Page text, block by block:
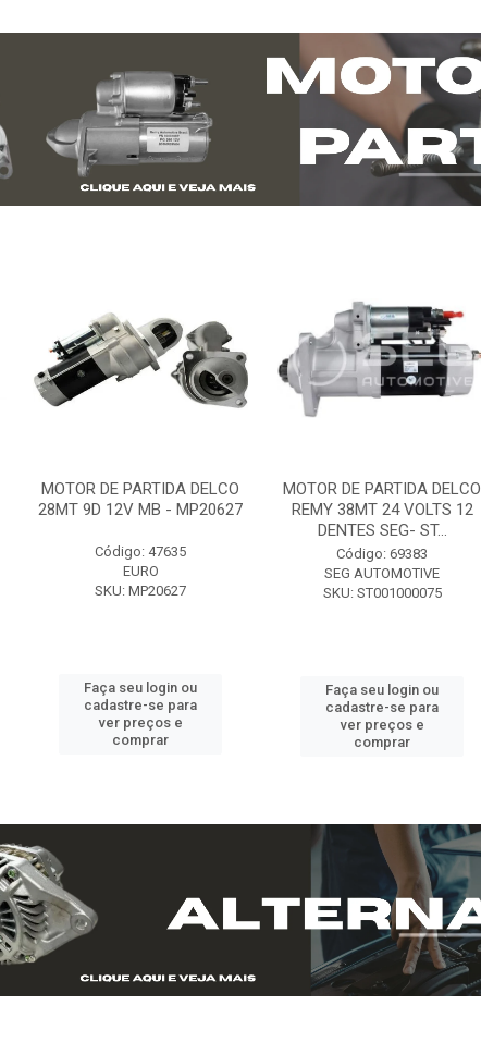
MOTOR DE PARTIDA DELCO
28MT 9D 12V MB - MP20627
Código: 47635
EURO
SKU: MP20627
Faça seu login ou
cadastre-se para
ver preços e
comprar
MOTOR DE PARTIDA DELCO
REMY 38MT 24 VOLTS 12
DENTES SEG- ST...
Código: 69383
SEG AUTOMOTIVE
SKU: ST001000075
Faça seu login ou
cadastre-se para
ver preços e
comprar